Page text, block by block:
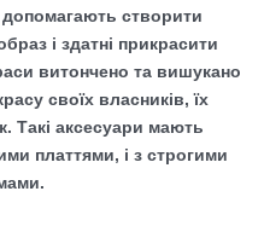
створити
і здатні прикрасити
витончено та вишукано
своїх власників, їх
Такі аксесуари мають
платтями, і з строгими